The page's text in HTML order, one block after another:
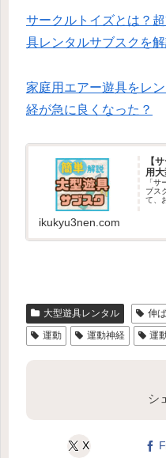
サークルトイズとは？
具レンタルサブスクを
家庭用エアー遊具をレ
経が急に良くなった？
【
用
「
ブス
て、
遊
何
ばそ
ikukyu3nen.com
大型遊具レンタル 伸
運動
運動神経 運
シ
X